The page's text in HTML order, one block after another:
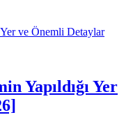
Yapıldığı Yer